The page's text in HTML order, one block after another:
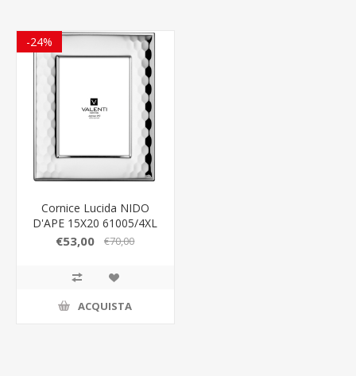
-24%
Cornice Lucida NIDO
D'APE 15X20 61005/4XL
€53,00 €70,00
ACQUISTA